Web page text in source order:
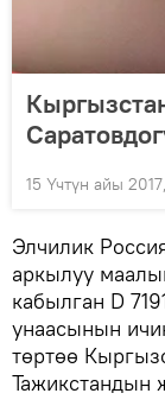
15 Үчтүн айы
Элчилик
аркылуу
кабылган D
унаасынын
төртөө
Тажикстандын